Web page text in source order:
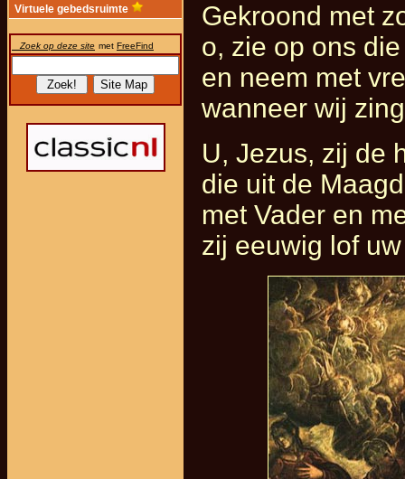
Virtuele gebedsruimte
Zoek op deze site met FreeFind
Gekroond met
o, zie op ons
en neem met
wanneer wij
U, Jezus, zij de
die uit de
met Vader en
zij eeuwig lof